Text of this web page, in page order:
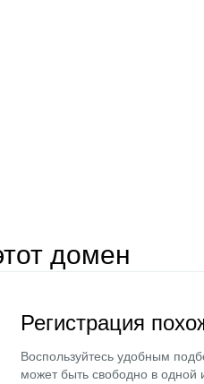
домен
Регистрация
Воспользуйтесь удобным
может быть свободно в одной